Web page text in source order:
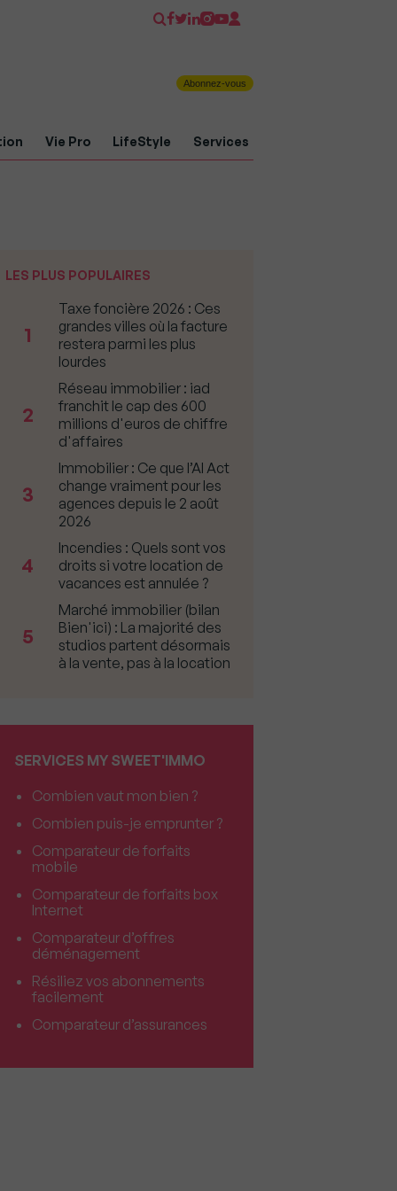
Abonnez-vous
Vie Pro LifeStyle Services
LES PLUS POPULAIRES
1
Taxe foncière 2026 : Ces
grandes villes où la facture
restera parmi les plus
lourdes
2
Réseau immobilier : iad
franchit le cap des 600
millions d'euros de chiffre
d'affaires
3
Immobilier : Ce que l’AI Act
change vraiment pour les
agences depuis le 2 août
2026
4
Incendies : Quels sont vos
droits si votre location de
vacances est annulée ?
5
Marché immobilier (bilan
Bien'ici) : La majorité des
studios partent désormais
à la vente, pas à la location
SERVICES MY SWEET'IMMO
Combien vaut mon bien ?
Combien puis-je emprunter ?
Comparateur de forfaits
mobile
Comparateur de forfaits box
Internet
Comparateur d’offres
déménagement
Résiliez vos abonnements
facilement
Comparateur d’assurances